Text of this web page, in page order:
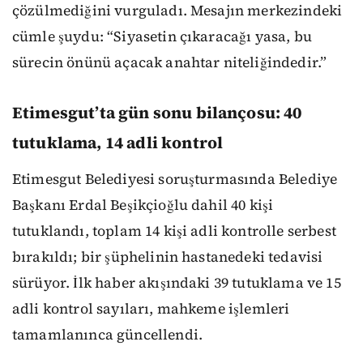
çözülmediğini vurguladı. Mesajın merkezindeki
cümle şuydu: “Siyasetin çıkaracağı yasa, bu
sürecin önünü açacak anahtar niteliğindedir.”
Etimesgut’ta gün sonu bilançosu: 40
tutuklama, 14 adli kontrol
Etimesgut Belediyesi soruşturmasında Belediye
Başkanı Erdal Beşikçioğlu dahil 40 kişi
tutuklandı, toplam 14 kişi adli kontrolle serbest
bırakıldı; bir şüphelinin hastanedeki tedavisi
sürüyor. İlk haber akışındaki 39 tutuklama ve 15
adli kontrol sayıları, mahkeme işlemleri
tamamlanınca güncellendi.